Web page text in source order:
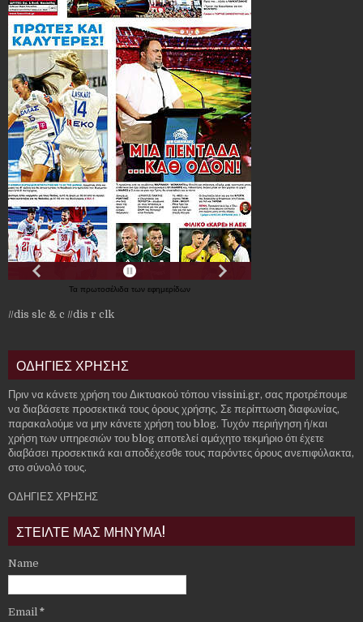
Τα πρωτοσέλιδα των εφημερίδων
//dis slc & c //dis r clk
ΟΔΗΓΙΕΣ ΧΡΗΣΗΣ
Πριν να κάνετε χρήση του Δικτυακού τόπου vissini.gr, σας προτρέπουμε
να διαβάσετε προσεκτικά τους όρους χρήσης. Σε περίπτωση διαφωνίας,
παρακαλούμε να μην κάνετε χρήση του blog. Τυχόν περιήγηση ή/και
χρήση των υπηρεσιών του blog αποτελεί αμάχητο τεκμήριο ότι έχετε
διαβάσει προσεκτικά και αποδέχεσθε τους παρόντες όρους ανεπιφύλακτα,
στο σύνολό τους.
ΟΔΗΓΙΕΣ ΧΡΗΣΗΣ
ΣΤΕΙΛΤΕ ΜΑΣ ΜΗΝΥΜΑ!
Name
Email *